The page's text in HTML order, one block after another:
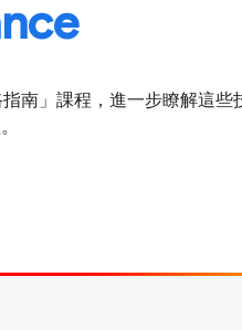
南」課程，進一步瞭解這些